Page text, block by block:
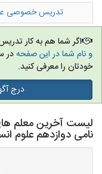
تدریس خصوصی
اگر شما هم به کار
و نام شما در این صفحهدر
خودتان را معرفی کنید.
درج
لیست آخرین معلم
نامی دوازدهم علوم